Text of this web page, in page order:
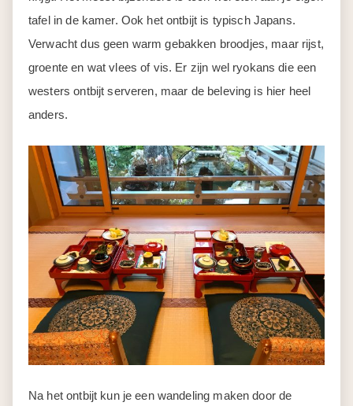
tafel in de kamer. Ook het ontbijt is typisch Japans.
Verwacht dus geen warm gebakken broodjes, maar rijst,
groente en wat vlees of vis. Er zijn wel ryokans die een
westers ontbijt serveren, maar de beleving is hier heel
anders.
Na het ontbijt kun je een wandeling maken door de